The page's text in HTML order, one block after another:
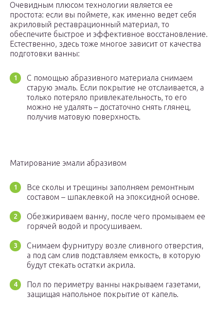
Очевидным плюсом технологии является ее
простота: если вы поймете, как именно ведет себя
акриловый реставрационный материал, то
обеспечите быстрое и эффективное восстановление.
Естественно, здесь тоже многое зависит от качества
подготовки ванны:
С помощью абразивного материала снимаем
старую эмаль. Если покрытие не отслаивается, а
только потеряло привлекательность, то его
можно не удалять – достаточно снять глянец,
получив матовую поверхность.
Матирование эмали абразивом
Все сколы и трещины заполняем ремонтным
составом – шпаклевкой на эпоксидной основе.
Обезжириваем ванну, после чего промываем ее
горячей водой и просушиваем.
Снимаем фурнитуру возле сливного отверстия,
а под сам слив подставляем емкость, в которую
будут стекать остатки акрила.
Пол по периметру ванны накрываем газетами,
защищая напольное покрытие от капель.